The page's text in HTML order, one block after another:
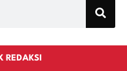
REDAKSI